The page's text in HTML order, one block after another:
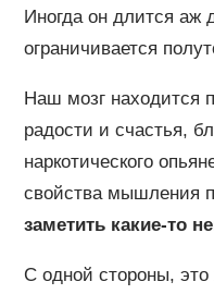
Иногда он длится аж
ограничивается
Наш мозг находится
радости и счастья,
наркотического
свойства мышления
заметить какие-то
С одной стороны,